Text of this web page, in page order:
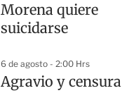
Morena quiere
suicidarse
6 de agosto - 2:00 Hrs
Agravio y censura